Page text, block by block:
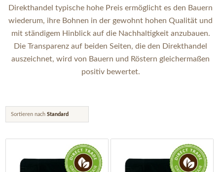
Direkthandel typische hohe Preis ermöglicht es den Bauern
wiederum, ihre Bohnen in der gewohnt hohen Qualität und
mit ständigem Hinblick auf die Nachhaltigkeit anzubauen.
Die Transparenz auf beiden Seiten, die den Direkthandel
auszeichnet, wird von Bauern und Röstern gleichermaßen
positiv bewertet.
Sortieren nachStandard